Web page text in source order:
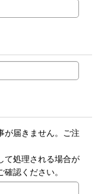
が届きません。ご注
て処理される場合が
認ください。